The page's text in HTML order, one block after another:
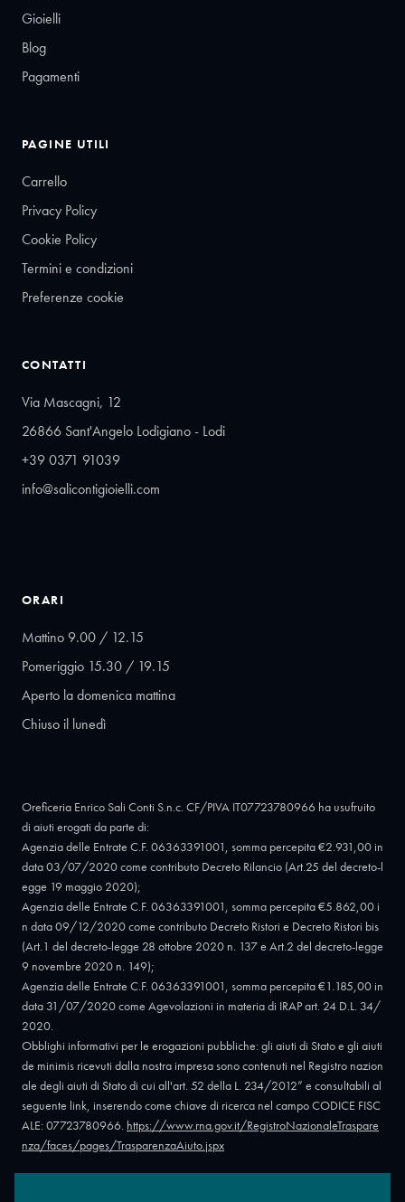
Gioielli
Blog
Pagamenti
PAGINE UTILI
Carrello
Privacy Policy
Cookie Policy
Termini e condizioni
Preferenze cookie
CONTATTI
Via Mascagni, 12
26866 Sant'Angelo Lodigiano - Lodi
+39 0371 91039
info@salicontigioielli.com
ORARI
Mattino 9.00 / 12.15
Pomeriggio 15.30 / 19.15
Aperto la domenica mattina
Chiuso il lunedì
Oreficeria Enrico Sali Conti S.n.c. CF/PIVA IT07723780966 ha usufruito
di aiuti erogati da parte di:
Agenzia delle Entrate C.F. 06363391001, somma percepita €2.931,00 in
data 03/07/2020 come contributo Decreto Rilancio (Art.25 del decreto-l
egge 19 maggio 2020);
Agenzia delle Entrate C.F. 06363391001, somma percepita €5.862,00 i
n data 09/12/2020 come contributo Decreto Ristori e Decreto Ristori bis
(Art.1 del decreto-legge 28 ottobre 2020 n. 137 e Art.2 del decreto-legge
9 novembre 2020 n. 149);
Agenzia delle Entrate C.F. 06363391001, somma percepita €1.185,00 in
data 31/07/2020 come Agevolazioni in materia di IRAP art. 24 D.L. 34/
2020.
Obblighi informativi per le erogazioni pubbliche: gli aiuti di Stato e gli aiuti
de minimis ricevuti dalla nostra impresa sono contenuti nel Registro nazion
ale degli aiuti di Stato di cui all'art. 52 della L. 234/2012” e consultabili al
seguente link, inserendo come chiave di ricerca nel campo CODICE FISC
ALE: 07723780966. https://www.rna.gov.it/RegistroNazionaleTraspare
nza/faces/pages/TrasparenzaAiuto.jspx